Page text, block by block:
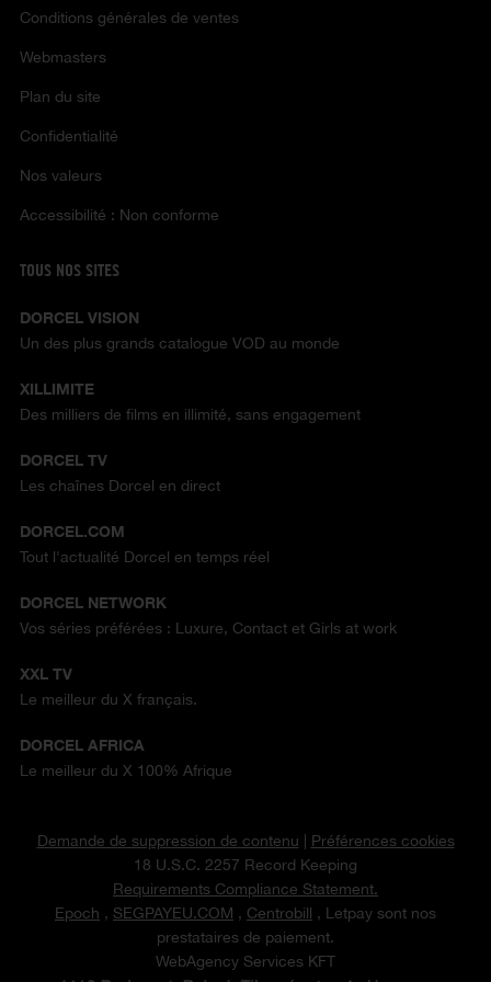
Conditions générales de ventes
Webmasters
Plan du site
Confidentialité
Nos valeurs
Accessibilité : Non conforme
TOUS NOS SITES
DORCEL VISION
Un des plus grands catalogue VOD au monde
XILLIMITE
Des milliers de films en illimité, sans engagement
DORCEL TV
Les chaînes Dorcel en direct
DORCEL.COM
Tout l'actualité Dorcel en temps réel
DORCEL NETWORK
Vos séries préférées : Luxure, Contact et Girls at work
XXL TV
Le meilleur du X français.
DORCEL AFRICA
Le meilleur du X 100% Afrique
Demande de suppression de contenu
Préférences cookies
18 U.S.C. 2257 Record Keeping
Requirements Compliance Statement.
Epoch , SEGPAYEU.COM , Centrobill , Letpay sont nos
prestataires de paiement.
WebAgency Services KFT